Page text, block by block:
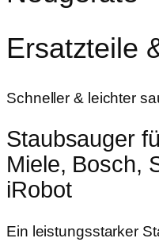
Ersatzteile
Schneller & leichter
Staubsauger
Miele, Bosch,
iRobot
Ein leistungsstarker